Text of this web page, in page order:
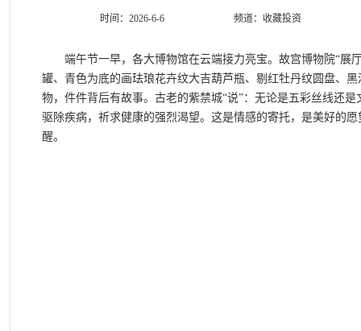
时间：2026-6-6 频道： 收藏投资
端午节一早，各大博物馆在云端接力亮宝。故宫博物院“展厅
罐、青色为底的画珐琅花卉纹大吉葫芦瓶、剔红牡丹纹圆盘、
物，件件背后有故事。古老的紫禁城“说”：无论是五彩丝线还
驱除疾病，祈求健康的强烈渴望。这是情感的寄托，是美好的
醒。